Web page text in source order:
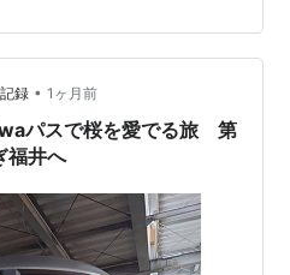
う！ LX-VCK CLX5696便
到着。 最近747-400F来ない
録 • 1ヶ月前
パスで桜を愛でる旅 第
福井へ